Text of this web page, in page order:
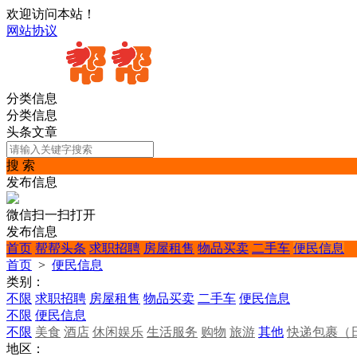
欢迎访问本站！
网站协议
分类信息
分类信息
头条文章
搜 索
发布信息
微信扫一扫打开
发布信息
首页 帮帮头条 求职招聘 房屋租售 物品买卖 二手车 便民信息
首页 > 便民信息
类别：
不限 求职招聘 房屋租售 物品买卖 二手车 便民信息
不限 便民信息
不限 美食 酒店 休闲娱乐 生活服务 购物 旅游 其他 快递包裹（
地区：